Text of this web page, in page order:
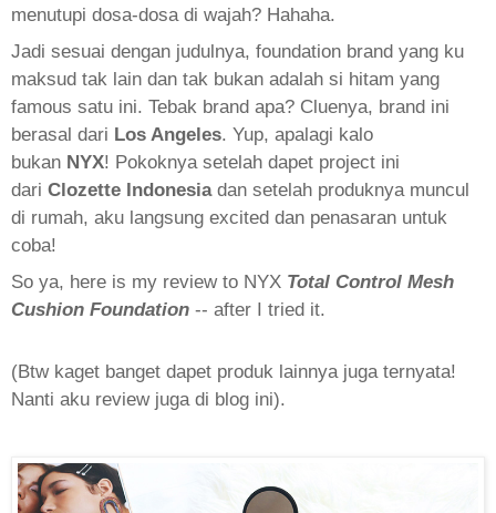
menutupi dosa-dosa di wajah? Hahaha.
Jadi sesuai dengan judulnya, foundation brand yang ku
maksud tak lain dan tak bukan adalah si hitam yang
famous satu ini. Tebak brand apa? Cluenya, brand ini
berasal dari Los Angeles. Yup, apalagi kalo
bukan NYX! Pokoknya setelah dapet project ini
dari Clozette Indonesiadan setelah produknya muncul
di rumah, aku langsung excited dan penasaran untuk
coba!
So ya, here is my review to NYX Total Control Mesh
Cushion Foundation -- after I tried it.
(Btw kaget banget dapet produk lainnya juga ternyata!
Nanti aku review juga di blog ini).